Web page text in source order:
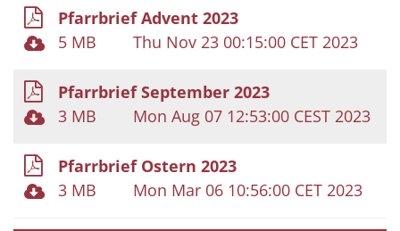
Pfarrbrief Advent 2023
5 MB
Thu Nov 23 00:15:00 CET 2023
Pfarrbrief September 2023
3 MB
Mon Aug 07 12:53:00 CEST 2023
Pfarrbrief Ostern 2023
3 MB
Mon Mar 06 10:56:00 CET 2023